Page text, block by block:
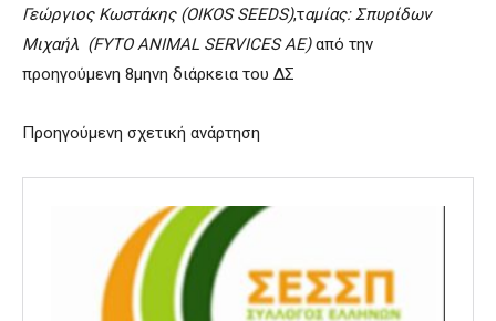
Γεώργιος Κωστάκης (OIKOS SEEDS),ταμίας: Σπυρίδων
Μιχαήλ (FYTO ANIMAL SERVICES ΑΕ)από την
προηγούμενη 8μηνη διάρκεια του ΔΣ
Προηγούμενη σχετική ανάρτηση